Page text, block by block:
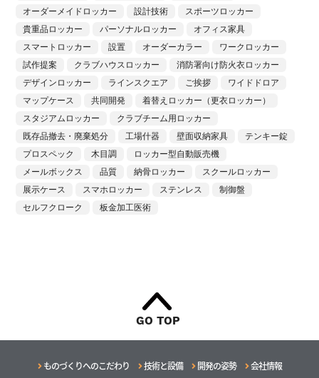
オーダーメイドロッカー
設計技術
スポーツロッカー
貴重品ロッカー
パーソナルロッカー
オフィス家具
スマートロッカー
設置 オーダーカラー
ワークロッカー
試作提案
クラブハウスロッカー
消防署向け防火衣ロッカー
デザインロッカー
ラインスクエア ご挨拶
ワイドドロア
マップケース
共同開発
着替えロッカー（更衣ロッカー）
スタジアムロッカー
クラブチーム用ロッカー
既存品撤去・廃棄処分
工場什器 壁面収納家具
テンキー錠
プロスペック
木目調
ロッカー型自動販売機
メールボックス
品質 納骨ロッカー
スクールロッカー
展示ケース
スマホロッカー ステンレス
制御盤
セルフクローク
板金加工医術
GO TOP
ものづくりへのこだわり 技術と設備 開発の姿勢 会社情報